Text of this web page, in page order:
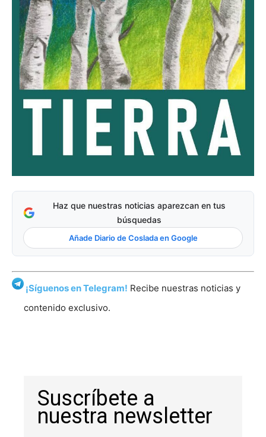
Haz que nuestras noticias aparezcan en tus
búsquedas
Añade Diario de Coslada en Google
¡Síguenos en Telegram! Recibe nuestras noticias y
contenido exclusivo.
Suscríbete a
nuestra newsletter